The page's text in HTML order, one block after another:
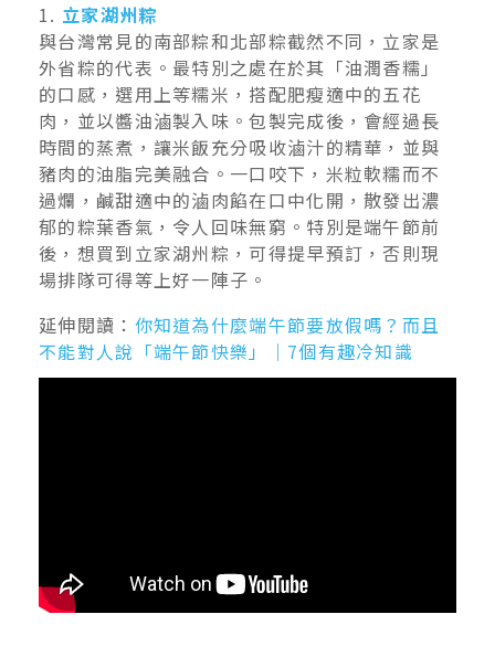
1. 立家湖州粽
與台灣常見的南部粽和北部粽截然不同，立家是
外省粽的代表。最特別之處在於其「油潤香糯」
的口感，選用上等糯米，搭配肥瘦適中的五花
肉，並以醬油滷製入味。包製完成後，會經過長
時間的蒸煮，讓米飯充分吸收滷汁的精華，並與
豬肉的油脂完美融合。一口咬下，米粒軟糯而不
過爛，鹹甜適中的滷肉餡在口中化開，散發出濃
郁的粽葉香氣，令人回味無窮。特別是端午節前
後，想買到立家湖州粽，可得提早預訂，否則現
場排隊可得等上好一陣子。
延伸閱讀： 你知道為什麼端午節要放假嗎？而且
不能對人說「端午節快樂」｜7個有趣冷知識